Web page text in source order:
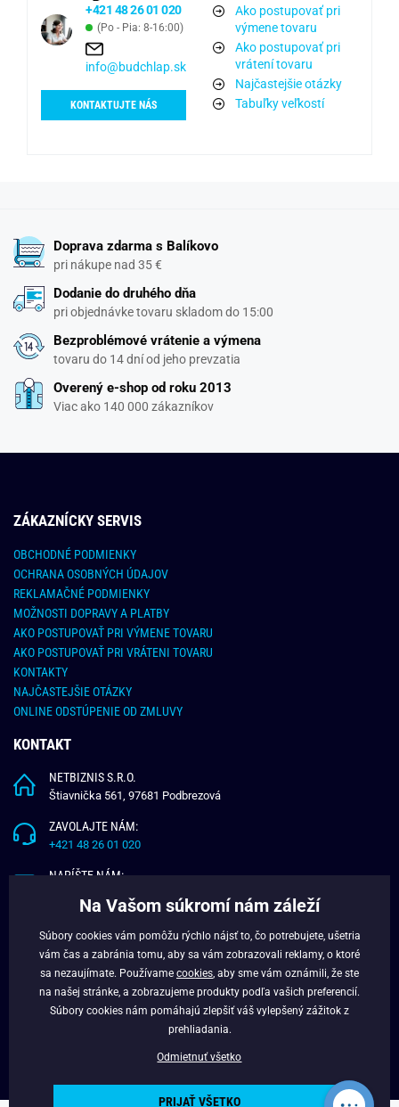
+421 48 26 01 020
(Po - Pia: 8-16:00)
info@budchlap.sk
KONTAKTUJTE NÁS
Ako postupovať pri
výmene tovaru
Ako postupovať pri
vrátení tovaru
Najčastejšie otázky
Tabuľky veľkostí
Doprava zdarma s Balíkovo
pri nákupe nad 35 €
Dodanie do druhého dňa
pri objednávke tovaru skladom do 15:00
Bezproblémové vrátenie a výmena
tovaru do 14 dní od jeho prevzatia
Overený e-shop od roku 2013
Viac ako 140 000 zákazníkov
ZÁKAZNÍCKY SERVIS
OBCHODNÉ PODMIENKY
OCHRANA OSOBNÝCH ÚDAJOV
REKLAMAČNÉ PODMIENKY
MOŽNOSTI DOPRAVY A PLATBY
AKO POSTUPOVAŤ PRI VÝMENE TOVARU
AKO POSTUPOVAŤ PRI VRÁTENI TOVARU
KONTAKTY
NAJČASTEJŠIE OTÁZKY
ONLINE ODSTÚPENIE OD ZMLUVY
KONTAKT
NETBIZNIS S.R.O.
Štiavnička 561, 97681 Podbrezová
ZAVOLAJTE NÁM:
+421 48 26 01 020
NAPÍŠTE NÁM:
O NÁS
VERNOSTNÝ PROGRAM
BLOG
Na Vašom súkromí nám záleží
Súbory cookies vám pomôžu rýchlo nájsť to, čo potrebujete, ušetria
vám čas a zabránia tomu, aby sa vám zobrazovali reklamy, o ktoré
sa nezaujímate. Používame cookies , aby sme vám oznámili, že ste
na našej stránke, a zobrazujeme produkty podľa vašich preferencií.
Súbory cookies nám pomáhajú zlepšiť váš vylepšený zážitok z
prehliadania.
Odmietnuť všetko
PRIJAŤ VŠETKO